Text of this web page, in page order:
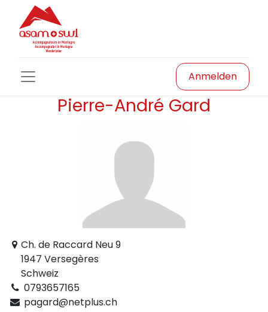
Anmelden
Pierre-André Gard
Ch. de Raccard Neu 9
1947 Versegères
Schweiz
0793657165
pagard@netplus.ch